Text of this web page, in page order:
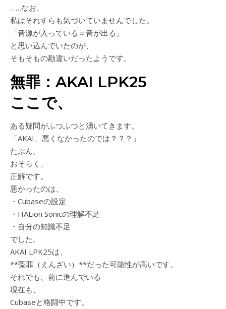
……なお、
私はそれすらも気づいていませんでした。
「音源が入っている＝音が出る」
と思い込んでいたのが、
そもそもの勘違いだったようです。
無罪：AKAI LPK25
ここで、
ある疑問がふつふつと湧いてきます。
「AKAI、悪くなかったのでは？？？」
たぶん、
おそらく、
正解です。
悪かったのは、
・Cubaseの設定
・HALion Sonicの理解不足
・自分の知識不足
でした。
AKAI LPK25は、
**冤罪（えんざい）**だった可能性が高いです。
それでも、前に進んでいる
現在も、
Cubaseと格闘中です。